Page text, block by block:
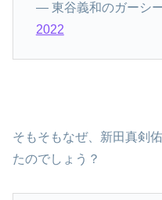
— 東谷義和のガーシ
2022
そもそもなぜ、新田真剣
たのでしょう？